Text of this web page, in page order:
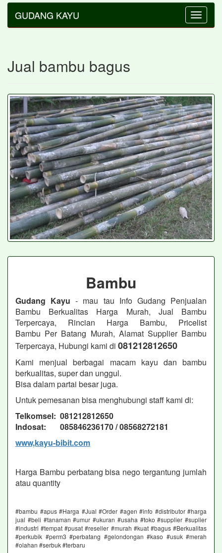
Toggle
GUDANG KAYU
Jual bambu bagus
Bambu
Gudang Kayu - mau tau Info Gudang Penjualan
Bambu Berkualitas Harga Murah, Jual Bambu
Terpercaya, Rincian Harga Bambu, Pricelist
Bambu Per Batang Murah, Alamat Supplier Bambu
Terpercaya, Hubungi kami di 081212812650
Kami menjual berbagai macam kayu dan bambu
berkualitas, super dan unggul.
Bisa dalam partai besar juga.
Untuk pemesanan bisa menghubungi staff kami di:
Telkomsel: 081212812650
Indosat: 085846236170 / 08568272181
www,kayu-bibit.com
Harga Bambu perbatang bisa nego tergantung jumlah
atau quantity
#bambu #apus #Harga #Jual #Order #agen #info #distributor #harga
jual #beli #tanaman #umur #ukuran #usaha #toko #supplier #suplier
#industri #tempat #pusat #reseller #murah #kuat #bagus #Berkualitas
#perkubik #perm3 #perbatang #gelondongan #kaso #usuk #merah
#olahan #serbuk #terbaru